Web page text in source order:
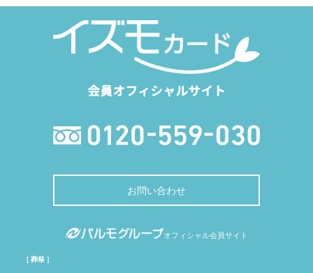
会員オフィシャルサイト
お問い合わせ
オフィシャル会員サイト
［ 葬祭 ］